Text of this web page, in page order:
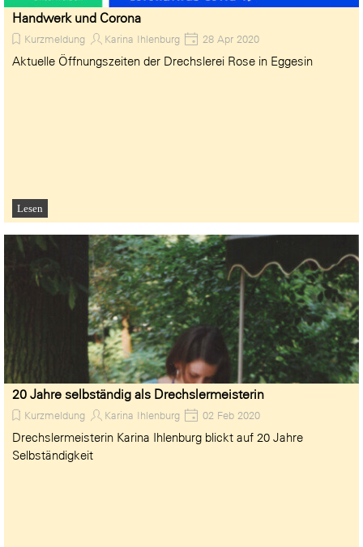
Handwerk und Corona
Kurzmeldung Karina Ihlenburg 28 Apr 2020
Aktuelle Öffnungszeiten der Drechslerei Rose in Eggesin
Lesen
20 Jahre selbständig als Drechslermeisterin
Kurzmeldung Karina Ihlenburg 02 Feb 2020
Drechslermeisterin Karina Ihlenburg blickt auf 20 Jahre
Selbständigkeit